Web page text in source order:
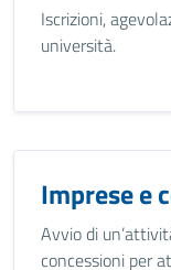
Iscrizioni,
università.
Imprese e
Avvio di
concessioni per